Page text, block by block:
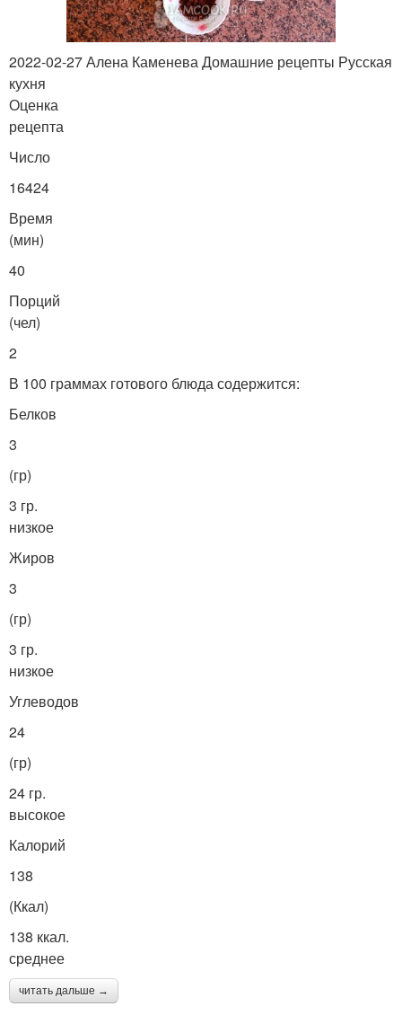
2022-02-27 Алена Каменева Домашние рецепты Русская
кухня
Оценка
рецепта
Число
16424
Время
(мин)
40
Порций
(чел)
2
В 100 граммах готового блюда содержится:
Белков
3
(гр)
3 гр.
низкое
Жиров
3
(гр)
3 гр.
низкое
Углеводов
24
(гр)
24 гр.
высокое
Калорий
138
(Ккал)
138 ккал.
среднее
читать дальше →